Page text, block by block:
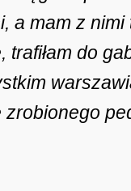
a mam z
do
zrobionego